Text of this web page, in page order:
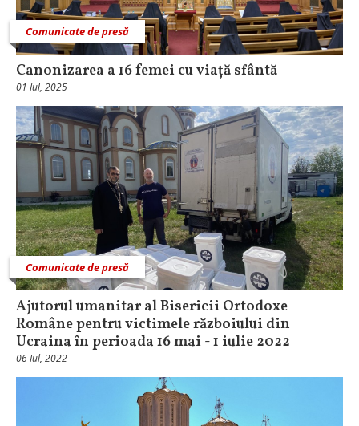
Comunicate de presă
Canonizarea a 16 femei cu viață sfântă
01 Iul, 2025
Comunicate de presă
Ajutorul umanitar al Bisericii Ortodoxe
Române pentru victimele războiului din
Ucraina în perioada 16 mai - 1 iulie 2022
06 Iul, 2022